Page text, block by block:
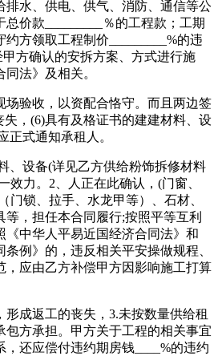
排水、供电、供气、消防、通信等公
价款_________％的工程款；工期
方领取工程制价_________%的违
方确认的安拆方案、方式进行施
法》及相关。
验收，以资配合恪守。而且两边签
失，(6)具有及格证书的建建材料、设
正式通知承租人。
设备(详见乙方供给粉饰拆修材料
效力。2、人正在此确认，(门窗、
门锁、拉手、水龙甲等）、石材、
，担任本合同履行;按照平等互利
《中华人平易近国经济合同法》和
条例》的，违反相关平安操做规程、
，应由乙方补偿甲方因影响施工打算
成返工的丧失，3.未按数量供给租
包方承担。甲方关于工程的相关事宜
还应偿付违约期房钱____%的违约